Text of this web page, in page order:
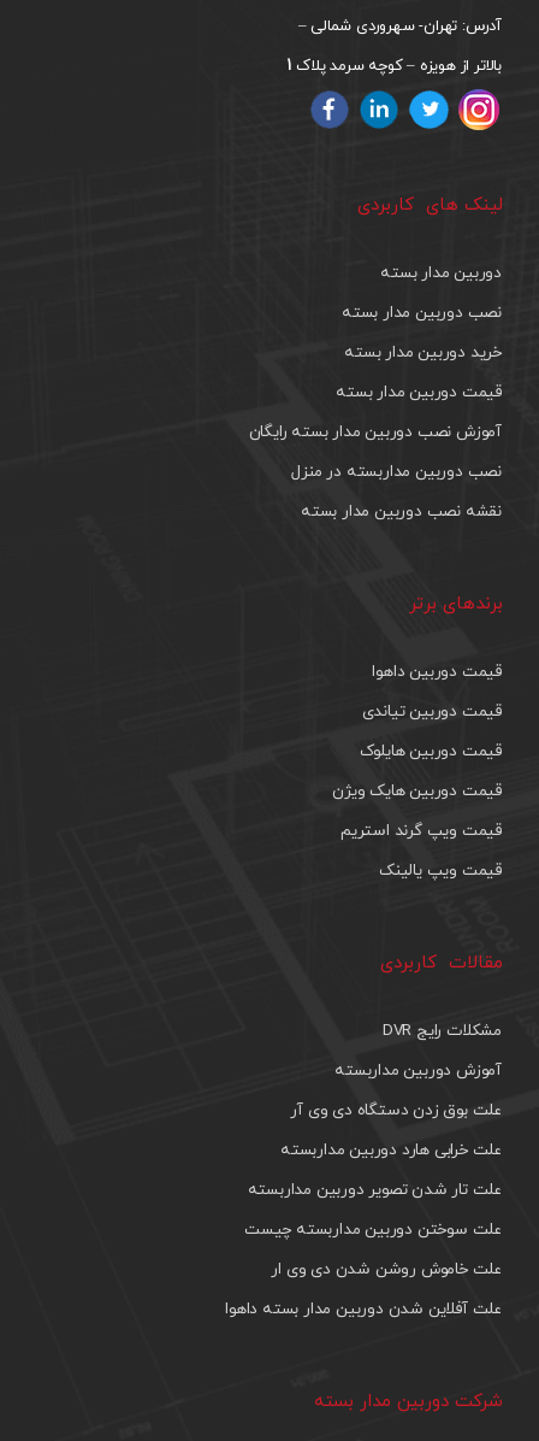
آدرس: تهران- سهروردی شمالی –
بالاتر از هویزه – کوچه سرمد پلاک 1
لینک های کاربردی
دوربین مدار بسته
نصب دوربین مدار بسته
خرید دوربین مدار بسته
قیمت دوربین مدار بسته
آموزش نصب دوربین مدار بسته رایگان
نصب دوربین مداربسته در منزل
نقشه نصب دوربین مدار بسته
برندهای برتر
قیمت دوربین داهوا
قیمت دوربین تیاندی
قیمت دوربین هایلوک
قیمت دوربین هایک ویژن
قیمت ویپ گرند استریم
قیمت ویپ یالینک
مقالات کاربردی
مشکلات رایج DVR
آموزش دوربین مداربسته
علت بوق زدن دستگاه دی وی آر
علت خرابی هارد دوربین مداربسته
علت تار شدن تصویر دوربین مداربسته
علت سوختن دوربین مداربسته چیست
علت خاموش روشن شدن دی وی ار
علت آفلاین شدن دوربین مدار بسته داهوا
شرکت دوربین مدار بسته